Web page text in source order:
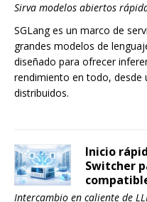
Sirva modelos abiertos
SGLang es un marco de
grandes modelos de
diseñado para ofrecer
rendimiento en todo, desde
distribuidos.
Inicio
Switcher
Intercambio en caliente de